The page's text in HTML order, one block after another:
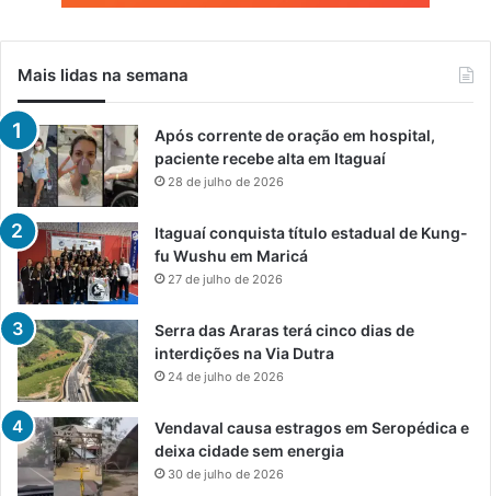
Mais lidas na semana
Após corrente de oração em hospital,
paciente recebe alta em Itaguaí
28 de julho de 2026
Itaguaí conquista título estadual de Kung-
fu Wushu em Maricá
27 de julho de 2026
Serra das Araras terá cinco dias de
interdições na Via Dutra
24 de julho de 2026
Vendaval causa estragos em Seropédica e
deixa cidade sem energia
30 de julho de 2026